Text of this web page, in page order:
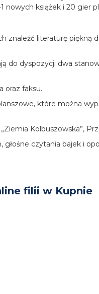
nowych książek i 20 gier
literaturę piękną
do dyspozycji dwa
oraz faksu.
które można
Kolbuszowska”,
czytania bajek i
filii w Kupnie